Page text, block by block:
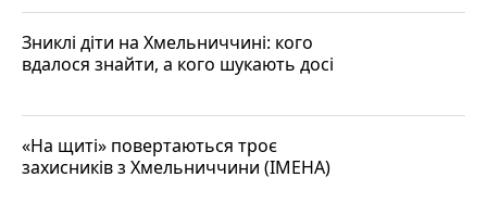
Зниклі діти на Хмельниччині: кого
вдалося знайти, а кого шукають досі
«На щиті» повертаються троє
захисників з Хмельниччини (ІМЕНА)